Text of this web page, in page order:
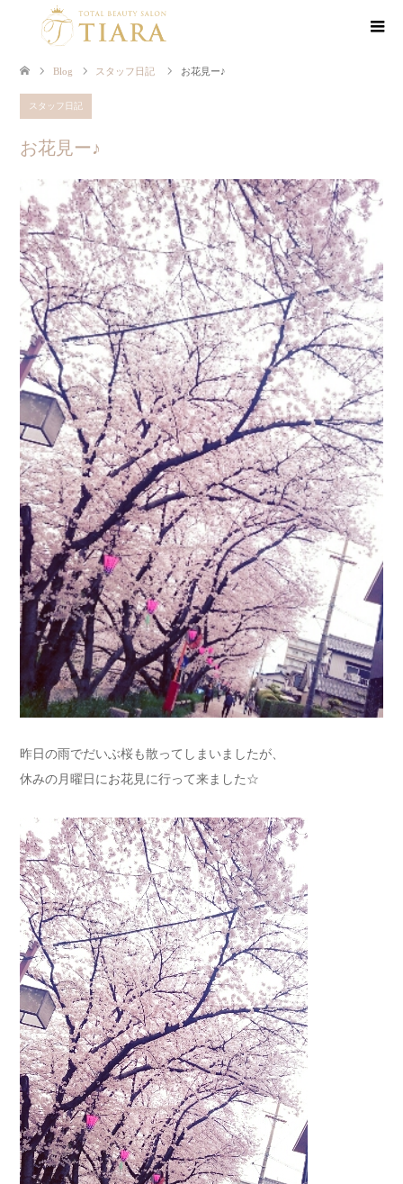
Blog スタッフ日記 お花見ー♪
スタッフ日記
お花見ー♪
昨日の雨でだいぶ桜も散ってしまいましたが、
休みの月曜日にお花見に行って来ました☆